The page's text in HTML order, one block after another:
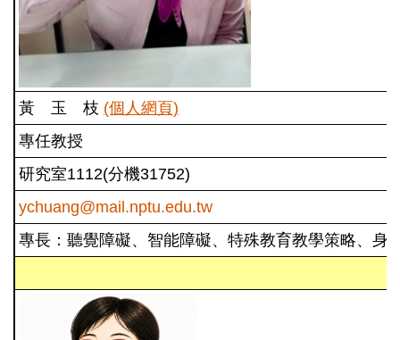
黃 玉 枝 (個人網頁)
專任教授
研究室1112(分機31752)
ychuang@mail.nptu.edu.tw
專長：聽覺障礙、智能障礙、特殊教育教學策略、身